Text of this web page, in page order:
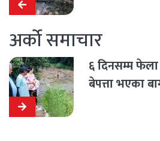
अर्को समाचार
६ दिनसम्म
बेपत्ता भएका